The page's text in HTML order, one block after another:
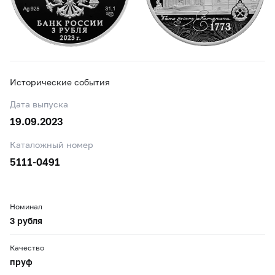
Исторические события
Дата выпуска
19.09.2023
Каталожный номер
5111-0491
Номинал
3 рубля
Качество
пруф